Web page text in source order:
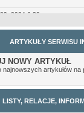
29, 2024 6:38 pm
przynajmniej jest
Nie jest może
to niż to co było
16, 2024 7:56 am
ARTYKUŁY SERWISU
NOWY ARTYKUŁ
najnowszych artykułów na
LISTY, RELACJE,